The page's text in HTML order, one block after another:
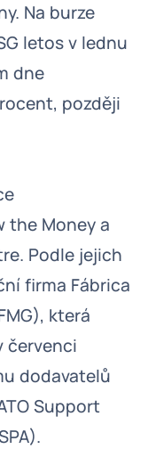
Na burze
letos v lednu
dne
později
the Money a
Podle jejich
firma Fábrica
která
červenci
dodavatelů
Support